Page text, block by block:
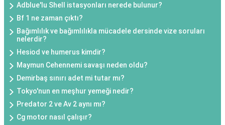
Adblue'lu Shell istasyonları nerede bulunur?
Bf 1 ne zaman çıktı?
Bağımlılık ve bağımlılıkla mücadele dersinde vize soruları
nelerdir?
Hesiod ve humerus kimdir?
Maymun Cehennemi savaşı neden oldu?
Demirbaş sınırı adet mi tutar mı?
Tokyo'nun en meşhur yemeği nedir?
Predator 2 ve Av 2 aynı mı?
Cg motor nasıl çalışır?